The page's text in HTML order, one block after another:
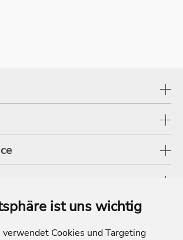
ist uns wichtig
Cookies und Targeting